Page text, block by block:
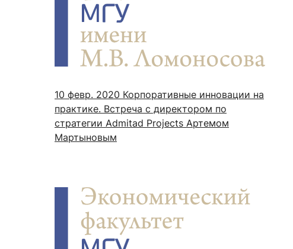
10 февр. 2020 Корпоративные инновации на
практике. Встреча с директором по
стратегии Admitad Projects Артемом
Мартыновым